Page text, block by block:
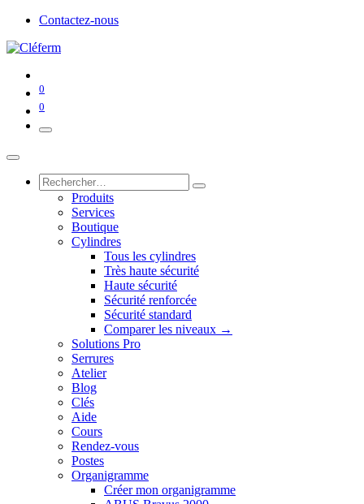
Contactez-nous
0
0
Produits
Services
Boutique
Cylindres
Tous les cylindres
Très haute sécurité
Haute sécurité
Sécurité renforcée
Sécurité standard
Comparer les niveaux →
Solutions Pro
Serrures
Atelier
Blog
Clés
Aide
Cours
Rendez-vous
Postes
Organigramme
Créer mon organigramme